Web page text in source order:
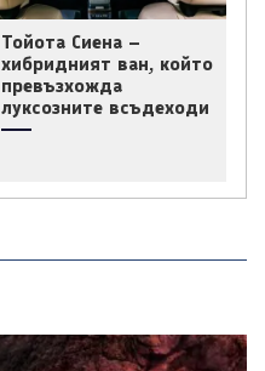
Тойота Сиена –
хибридният ван, който
превъзхожда
луксозните всъдеходи